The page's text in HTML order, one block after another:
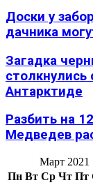
Доски у
дачника
Загадка
Антарктиде
Разбить на
Медведев
Март 2021
Пн Вт Ср Чт Пт